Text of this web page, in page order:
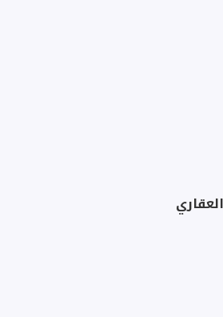
جاهز بموقع قوي وقيمة مستقرة